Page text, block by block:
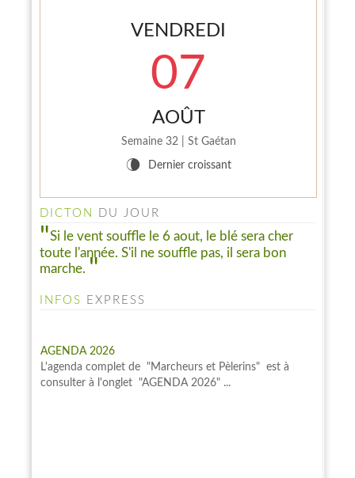
VENDREDI
07
AOÛT
Semaine 32 | St Gaétan
V Dernier croissant
DICTON DU JOUR
Si le vent souffle le 6 aout, le blé sera cher
toute l'année. S'il ne souffle pas, il sera bon
marche.
INFOS EXPRESS
L'agenda complet de "Marcheurs et Pèlerins" est à
consulter à l'onglet "AGENDA 2026" ...